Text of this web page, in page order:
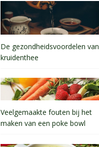
De gezondheidsvoordelen van
kruidenthee
Veelgemaakte fouten bij het
maken van een poke bowl